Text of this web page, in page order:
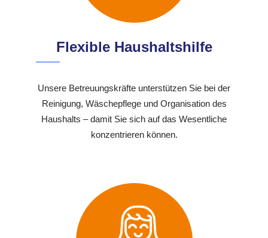
Flexible Haushaltshilfe
Unsere Betreuungskräfte unterstützen Sie bei der
Reinigung, Wäschepflege und Organisation des
Haushalts – damit Sie sich auf das Wesentliche
konzentrieren können.